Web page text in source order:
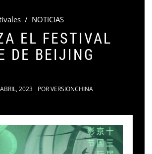
/ NOTICIAS
EL FESTIVAL
DE BEIJING
2023 PORVERSIONCHINA